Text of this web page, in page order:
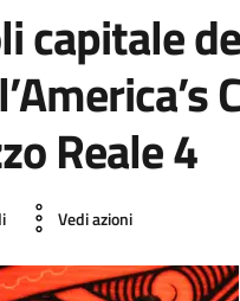
capitale
Reale 4
Vedi azioni